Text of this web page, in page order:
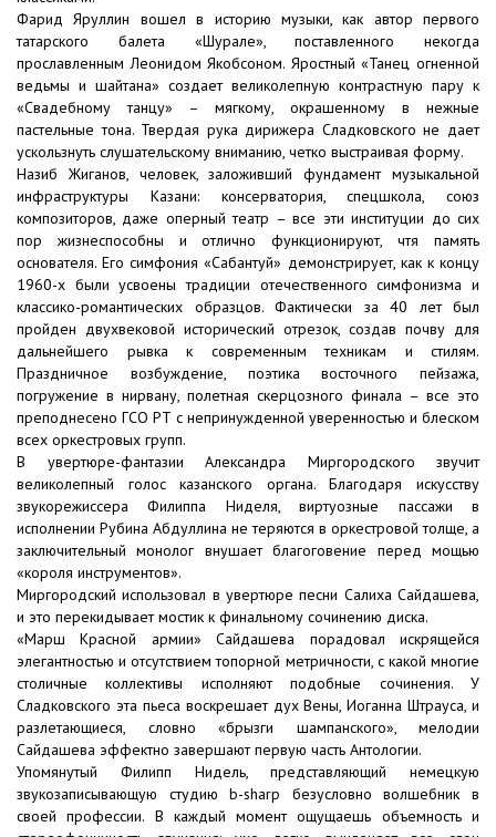
Фарид Яруллин вошел в историю музыки, как автор первого
татарского балета «Шурале», поставленного некогда
прославленным Леонидом Якобсоном. Яростный «Танец огненной
ведьмы и шайтана» создает великолепную контрастную пару к
«Свадебному танцу» – мягкому, окрашенному в нежные
пастельные тона. Твердая рука дирижера Сладковского не дает
ускользнуть слушательскому вниманию, четко выстраивая форму.
Назиб Жиганов, человек, заложивший фундамент музыкальной
инфраструктуры Казани: консерватория, спецшкола, союз
композиторов, даже оперный театр – все эти институции до сих
пор жизнеспособны и отлично функционируют, чтя память
основателя. Его симфония «Сабантуй» демонстрирует, как к концу
1960-х были усвоены традиции отечественного симфонизма и
классико-романтических образцов. Фактически за 40 лет был
пройден двухвековой исторический отрезок, создав почву для
дальнейшего рывка к современным техникам и стилям.
Праздничное возбуждение, поэтика восточного пейзажа,
погружение в нирвану, полетная скерцозного финала – все это
преподнесено ГСО РТ с непринужденной уверенностью и блеском
всех оркестровых групп.
В увертюре-фантазии Александра Миргородского звучит
великолепный голос казанского органа. Благодаря искусству
звукорежиссера Филиппа Ниделя, виртуозные пассажи в
исполнении Рубина Абдуллина не теряются в оркестровой толще, а
заключительный монолог внушает благоговение перед мощью
«короля инструментов».
Миргородский использовал в увертюре песни Салиха Сайдашева,
и это перекидывает мостик к финальному сочинению диска.
«Марш Красной армии» Сайдашева порадовал искрящейся
элегантностью и отсутствием топорной метричности, с какой многие
столичные коллективы исполняют подобные сочинения. У
Сладковского эта пьеса воскрешает дух Вены, Иоганна Штрауса, и
разлетающиеся, словно «брызги шампанского», мелодии
Сайдашева эффектно завершают первую часть Антологии.
Упомянутый Филипп Нидель, представляющий немецкую
звукозаписывающую студию b-sharp безусловно волшебник в
своей профессии. В каждый момент ощущаешь объемность и